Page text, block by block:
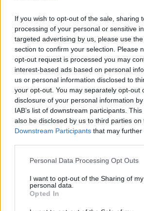
If you wish to opt-out of the sale, sharing
processing of your personal or sensitive
targeted advertising by us, please use
section to confirm your selection. Please
opt-out request is processed you may
interest-based ads based on personal
us or personal information disclosed to
your opt-out. You may separately opt-out
disclosure of your personal information
IAB’s list of downstream participants.
also be disclosed by us to third parties on
Downstream Participants that may
Personal Data Processing Opt Outs
I want to opt-out of the Sharing of my
personal data.
Opted In
Leggi l'articolo:
“Una mela al giorno” vince il premio
ADV